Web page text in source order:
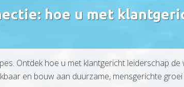
hoe u met
Ontdek hoe u met klantgericht leiderschap
en bouw aan duurzame, mensgerichte